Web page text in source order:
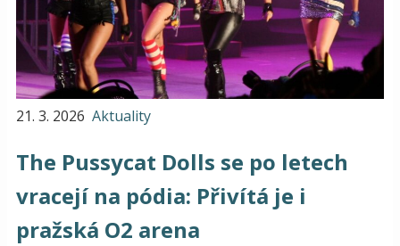
21. 3. 2026 Aktuality
The Pussycat Dolls se po letech
vracejí na pódia: Přivítá je i
pražská O2 arena